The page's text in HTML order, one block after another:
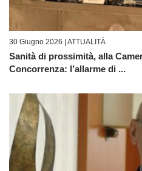
30 Giugno 2026 | ATTUALITÀ
Sanità di prossimità, alla
Concorrenza: l’allarme di ...